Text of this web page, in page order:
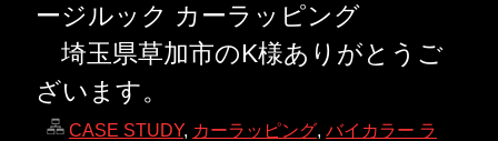
ージルック カーラッピング
埼玉県草加市のK様ありがとうご
ざいます。
CASE STUDY, カーラッピング, バイカラー ラ